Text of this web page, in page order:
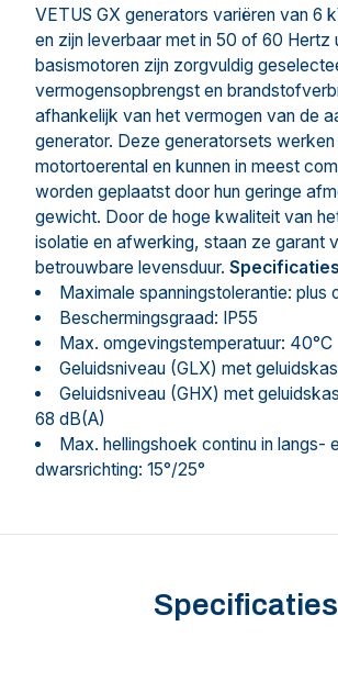
VETUS GX generators variëren van 6
en zijn leverbaar met in 50 of 60 Hertz
basismotoren zijn zorgvuldig
vermogensopbrengst en
afhankelijk van het vermogen van de
generator. Deze generatorsets
motortoerental en kunnen in meest
worden geplaatst door hun geringe
gewicht. Door de hoge kwaliteit van
isolatie en afwerking, staan ze garant
betrouwbare levensduur. Specificaties
Maximale spanningstolerantie: plus
Beschermingsgraad: IP55
Max. omgevingstemperatuur: 40°C
Geluidsniveau (GLX) met
Geluidsniveau (GHX) met
68 dB(A)
Max. hellingshoek continu in langs-
dwarsrichting: 15°/25°
Specificaties